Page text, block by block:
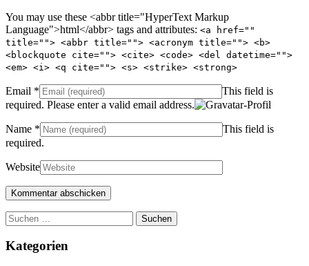
You may use these <abbr title="HyperText Markup
Language">html</abbr> tags and attributes: <a href=""
title=""> <abbr title=""> <acronym title=""> <b>
<blockquote cite=""> <cite> <code> <del datetime="">
<em> <i> <q cite=""> <s> <strike> <strong>
Email *
This field is
required. Please enter a valid email address.
Name *
This field is
required.
Website
Suchen
nach:
Kategorien